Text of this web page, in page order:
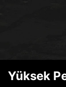
Yüksek